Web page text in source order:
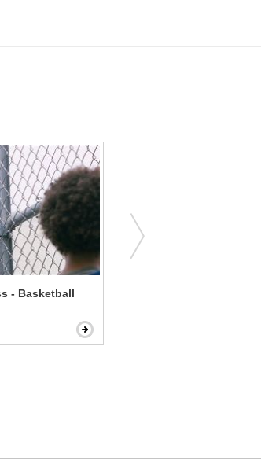
- Basketball